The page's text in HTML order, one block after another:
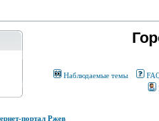
Наблюдаемые темы
портал Ржев